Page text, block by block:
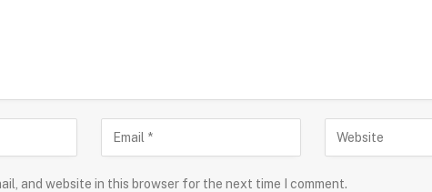
and website in this browser for the next time I comment.